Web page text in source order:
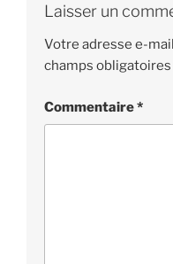
Laisser un
Votre adresse e-
champs
Commentaire*